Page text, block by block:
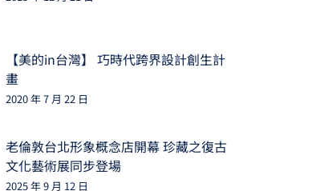
【美的in台灣】 巧時代跨界設計創生計
畫
2020 年 7 月 22 日
老倫敦台北形象概念店開幕 珍藏之復古
文化藝術展同步登場
2025 年 9 月 12 日